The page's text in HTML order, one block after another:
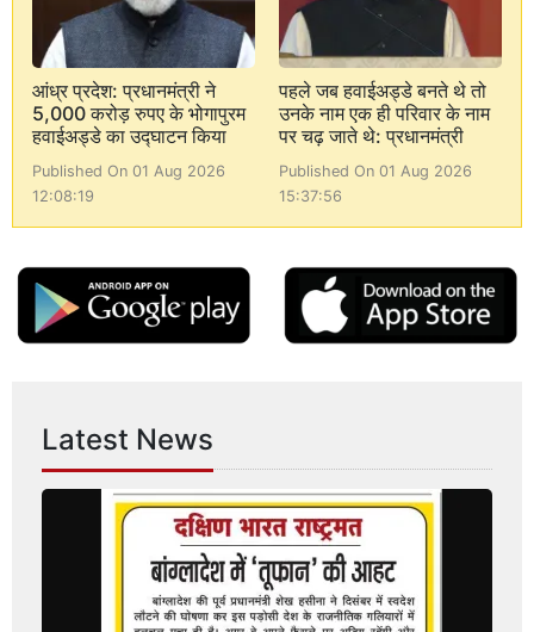
आंध्र प्रदेश: प्रधानमंत्री ने
5,000 करोड़ रुपए के भोगापुरम
हवाईअड्डे का उद्घाटन किया
Published On 01 Aug 2026
12:08:19
पहले जब हवाईअड्डे बनते थे तो
उनके नाम एक ही परिवार के नाम
पर चढ़ जाते थे: प्रधानमंत्री
Published On 01 Aug 2026
15:37:56
Latest News